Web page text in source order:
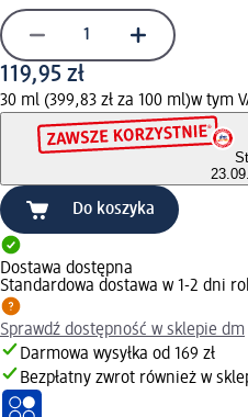
119,95 zł
30 ml (399,83 zł za 100 ml)w tym
Do koszyka
Dostawa dostępna
Standardowa dostawa w 1-2 dni
Sprawdź dostępność w sklepie dm
Darmowa wysyłka od 169 zł
Bezpłatny zwrot również w